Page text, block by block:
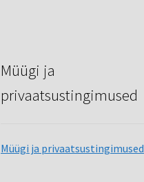
Müügi ja
privaatsustingimused
Müügi ja privaatsustingimused